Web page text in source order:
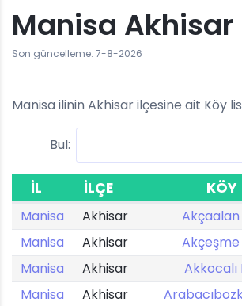
Manisa Akhisar
Son güncelleme: 7-8-2026
Manisa ilinin Akhisar ilçesine ait Köy
Bul:
İL İLÇE KÖY
Manisa Akhisar
Akçaalan
Manisa
Akhisar
Akçeşme
Manisa
Akhisar
Akkocalı
Manisa
Akhisar